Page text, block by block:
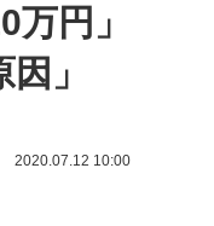
円」
」
2020.07.12 10:00